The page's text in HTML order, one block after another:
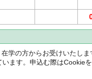
学の方からお受けいたしま
ます。申込む際はCookie